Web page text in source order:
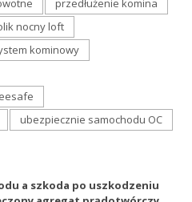
nocny loft
kominowy
ubezpiecznie samochodu OC
a szkoda po uszkodzeniu